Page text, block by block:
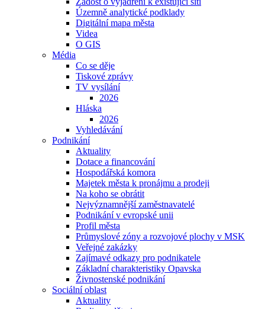
Územně analytické podklady
Digitální mapa města
Videa
O GIS
Média
Co se děje
Tiskové zprávy
TV vysílání
2026
Hláska
2026
Vyhledávání
Podnikání
Aktuality
Dotace a financování
Hospodářská komora
Majetek města k pronájmu a prodeji
Na koho se obrátit
Nejvýznamnější zaměstnavatelé
Podnikání v evropské unii
Profil města
Průmyslové zóny a rozvojové plochy v MSK
Veřejné zakázky
Zajímavé odkazy pro podnikatele
Základní charakteristiky Opavska
Živnostenské podnikání
Sociální oblast
Aktuality